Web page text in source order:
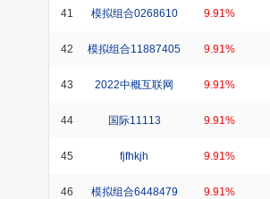
41 模拟组合0268610 9.91%
42 模拟组合11887405 9.91%
43 2022中概互联网 9.91%
44 国际11113 9.91%
45 fjfhkjh 9.91%
46 模拟组合6448479 9.91%